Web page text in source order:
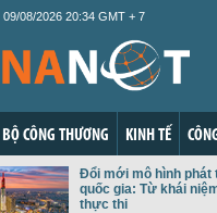
09/08/2026 20:34 GMT + 7
CÔNG THƯƠNG KINH TẾ
Đổi mới mô hình phát
quốc gia: Từ khái
thực thi